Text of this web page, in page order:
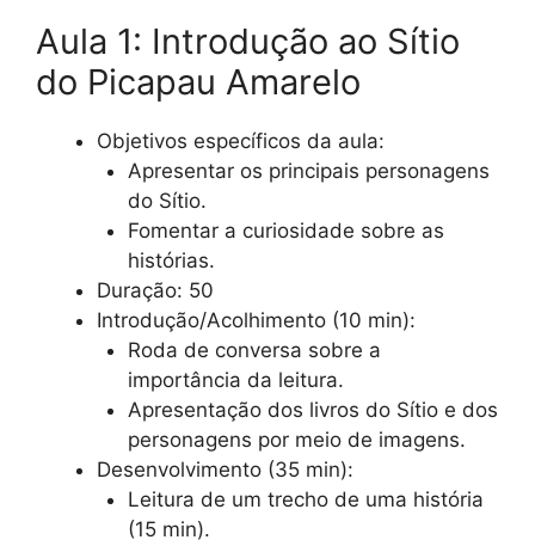
Aula 1: Introdução ao Sítio
do Picapau Amarelo
Objetivos específicos da aula:
Apresentar os principais personagens
do Sítio.
Fomentar a curiosidade sobre as
histórias.
Duração: 50
Introdução/Acolhimento (10 min):
Roda de conversa sobre a
importância da leitura.
Apresentação dos livros do Sítio e dos
personagens por meio de imagens.
Desenvolvimento (35 min):
Leitura de um trecho de uma história
(15 min).